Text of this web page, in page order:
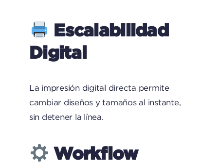
Escalabilidad
Digital
La impresión digital directa permite
cambiar diseños y tamaños al instante,
sin detener la línea.
Workflow